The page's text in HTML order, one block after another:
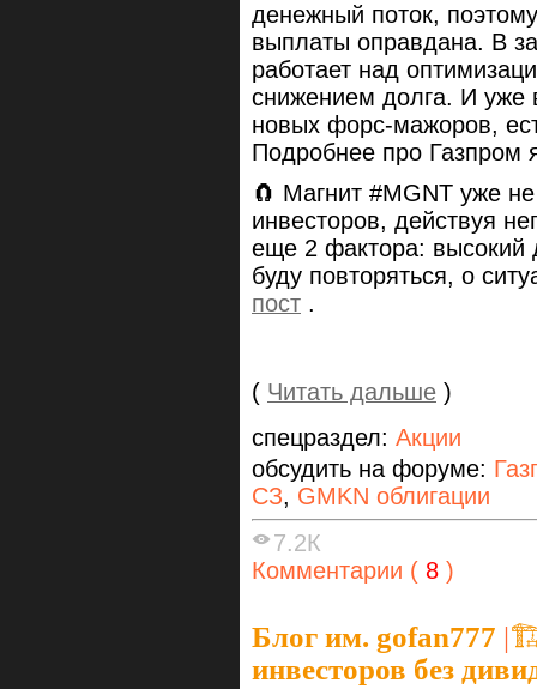
денежный поток,
выплаты оправдана. В
работает над
снижением долга. И уже
новых форс-мажоров,
Подробнее про Газпром
🧲 Магнит #MGNT уже
инвесторов, действуя
еще 2 фактора: высокий
буду повторяться, о
пост .
( Читать дальше )
спецраздел: Акции
обсудить на форуме:
СЗ, GMKN облигации
7.2К
Комментарии ( 8 )
Блог им. gofan777 |🏗
инвесторов без